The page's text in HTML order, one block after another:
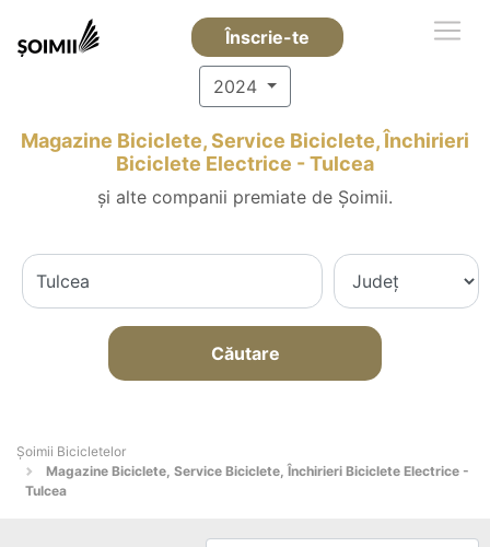
Înscrie-te
2024
Magazine Biciclete, Service Biciclete, Închirieri
Biciclete Electrice - Tulcea
și alte companii premiate de Șoimii.
Căutare
Șoimii Bicicletelor
Magazine Biciclete, Service Biciclete, Închirieri Biciclete Electrice -
Tulcea